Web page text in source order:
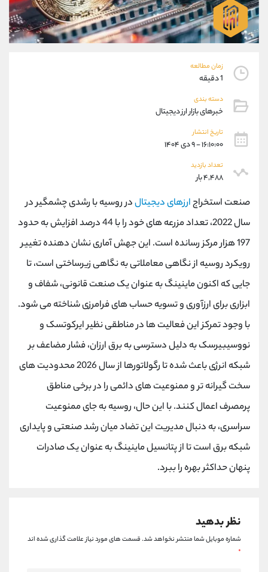
زمان مطالعه
1 دقیقه
دسته بندی
خبرهای بازار ارز دیجیتال
تاریخ انتشار
۱۶:۱۰:۰۰ - ۹ دی ۱۴۰۴
تعداد بازدید
۴,۴۸۸ بار
صنعت استخراجارزهای دیجیتالدر روسیه با رشدی چشمگیر در
سال 2022، تعداد مزرعه های خود را با 44 درصد افزایش به حدود
197 هزار مرکز رسانده است. این جهش آماری نشان دهنده تغییر
رویکرد روسیه از نگاهی معاملاتی به نگاهی زیرساختی است، تا
جایی که اکنون ماینینگ به عنوان یک صنعت قانونی، شفاف و
ابزاری برای ارزآوری و تسویه حساب های فرامرزی شناخته می شود.
با وجود تمرکز این فعالیت ها در مناطقی نظیر ایرکوتسک و
نووسیبیرسک به دلیل دسترسی به برق ارزان، فشار مضاعف بر
شبکه انرژی باعث شده تا رگولاتورها از سال 2026 محدودیت های
سخت گیرانه تر و ممنوعیت های دائمی را در برخی مناطق
پرمصرف اعمال کنند. با این حال، روسیه به جای ممنوعیت
سراسری، به دنبال مدیریت این تضاد میان رشد صنعتی و پایداری
شبکه برق است تا از پتانسیل ماینینگ به عنوان یک صادرات
پنهان حداکثر بهره را ببرد.
نظر بدهید
شماره موبایل شما منتشر نخواهد شد.قسمت های مورد نیاز علامت گذاری شده اند
*
09304891085
واتساپ شروع گفتگو
تلگرام @Armteam_admin_103
پشتیبان فروش
موبایل
واتساپ
تلگرام
داخلی
اطلاعات تماس
تلفن 021-22021030
بدون پیش شماره 90001030
اینستاگرام @alireza.mehrabii
کانال تلگرام @alirezamehrabi_com